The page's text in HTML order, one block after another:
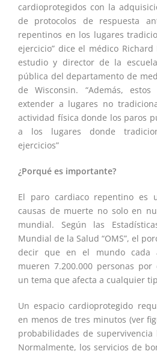
cardioprotegidos con la
de protocolos de respuesta
repentinos en los lugares
ejercicio” dice el médico
estudio y director de la
pública del departamento de
de Wisconsin. “Además,
extender a lugares no
actividad física donde los paros
a los lugares donde
ejercicios”
¿Porqué es importante?
El paro cardiaco repentino es
causas de muerte no solo en
mundial. Según las
Mundial de la Salud “OMS”, el
decir que en el mundo cada
mueren 7.200.000 personas
un tema que afecta a cualquier
Un espacio cardioprotegido
en menos de tres minutos (ver
probabilidades de
Normalmente, los servicios de